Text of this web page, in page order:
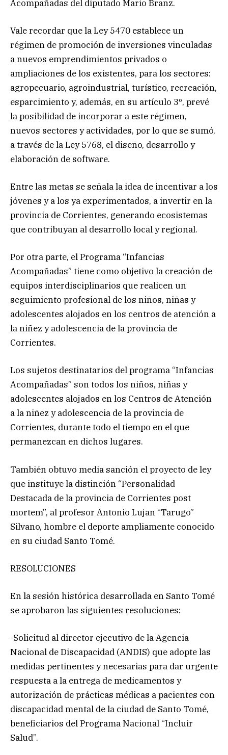
Acompañadas del diputado Mario Branz.
Vale recordar que la Ley 5470 establece un
régimen de promoción de inversiones vinculadas
a nuevos emprendimientos privados o
ampliaciones de los existentes, para los sectores:
agropecuario, agroindustrial, turístico, recreación,
esparcimiento y, además, en su artículo 3º, prevé
la posibilidad de incorporar a este régimen,
nuevos sectores y actividades, por lo que se sumó,
a través de la Ley 5768, el diseño, desarrollo y
elaboración de software.
Entre las metas se señala la idea de incentivar a los
jóvenes y a los ya experimentados, a invertir en la
provincia de Corrientes, generando ecosistemas
que contribuyan al desarrollo local y regional.
Por otra parte, el Programa “Infancias
Acompañadas” tiene como objetivo la creación de
equipos interdisciplinarios que realicen un
seguimiento profesional de los niños, niñas y
adolescentes alojados en los centros de atención a
la niñez y adolescencia de la provincia de
Corrientes.
Los sujetos destinatarios del programa “Infancias
Acompañadas” son todos los niños, niñas y
adolescentes alojados en los Centros de Atención
a la niñez y adolescencia de la provincia de
Corrientes, durante todo el tiempo en el que
permanezcan en dichos lugares.
También obtuvo media sanción el proyecto de ley
que instituye la distinción “Personalidad
Destacada de la provincia de Corrientes post
mortem”, al profesor Antonio Lujan “Tarugo”
Silvano, hombre el deporte ampliamente conocido
en su ciudad Santo Tomé.
RESOLUCIONES
En la sesión histórica desarrollada en Santo Tomé
se aprobaron las siguientes resoluciones:
-Solicitud al director ejecutivo de la Agencia
Nacional de Discapacidad (ANDIS) que adopte las
medidas pertinentes y necesarias para dar urgente
respuesta a la entrega de medicamentos y
autorización de prácticas médicas a pacientes con
discapacidad mental de la ciudad de Santo Tomé,
beneficiarios del Programa Nacional “Incluir
Salud”.